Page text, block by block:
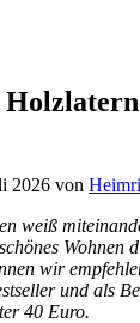
2026 von
weiß
Wohnen
wir
und als
40 Euro.